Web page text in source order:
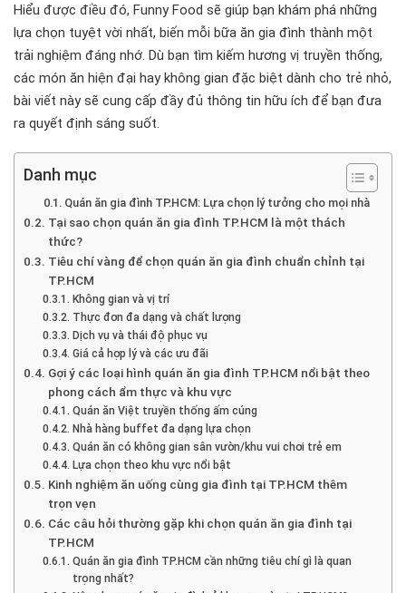
Hiểu được điều đó, Funny Food sẽ giúp bạn khám phá những
lựa chọn tuyệt vời nhất, biến mỗi bữa ăn gia đình thành một
trải nghiệm đáng nhớ. Dù bạn tìm kiếm hương vị truyền thống,
các món ăn hiện đại hay không gian đặc biệt dành cho trẻ nhỏ,
bài viết này sẽ cung cấp đầy đủ thông tin hữu ích để bạn đưa
ra quyết định sáng suốt.
Danh mục
Quán ăn gia đình TP.HCM: Lựa chọn lý tưởng cho mọi nhà
Tại sao chọn quán ăn gia đình TP.HCM là một thách
thức?
Tiêu chí vàng để chọn quán ăn gia đình chuẩn chỉnh tại
TP.HCM
Không gian và vị trí
Thực đơn đa dạng và chất lượng
Dịch vụ và thái độ phục vụ
Giá cả hợp lý và các ưu đãi
Gợi ý các loại hình quán ăn gia đình TP.HCM nổi bật theo
phong cách ẩm thực và khu vực
Quán ăn Việt truyền thống ấm cúng
Nhà hàng buffet đa dạng lựa chọn
Quán ăn có không gian sân vườn/khu vui chơi trẻ em
Lựa chọn theo khu vực nổi bật
Kinh nghiệm ăn uống cùng gia đình tại TP.HCM thêm
trọn vẹn
Các câu hỏi thường gặp khi chọn quán ăn gia đình tại
TP.HCM
Quán ăn gia đình TP.HCM cần những tiêu chí gì là quan
trọng nhất?